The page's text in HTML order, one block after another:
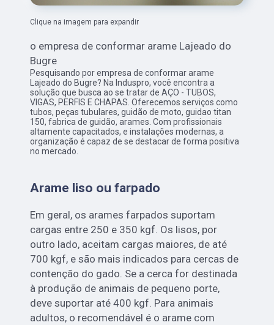
Clique na imagem para expandir
o empresa de conformar arame Lajeado do
Bugre
Pesquisando por empresa de conformar arame
Lajeado do Bugre? Na Induspro, você encontra a
solução que busca ao se tratar de AÇO - TUBOS,
VIGAS, PERFIS E CHAPAS. Oferecemos serviços como
tubos, peças tubulares, guidão de moto, guidao titan
150, fabrica de guidão, arames. Com profissionais
altamente capacitados, e instalações modernas, a
organização é capaz de se destacar de forma positiva
no mercado.
Arame liso ou farpado
Em geral, os arames farpados suportam
cargas entre 250 e 350 kgf. Os lisos, por
outro lado, aceitam cargas maiores, de até
700 kgf, e são mais indicados para cercas de
contenção do gado. Se a cerca for destinada
à produção de animais de pequeno porte,
deve suportar até 400 kgf. Para animais
adultos, o recomendável é o arame com